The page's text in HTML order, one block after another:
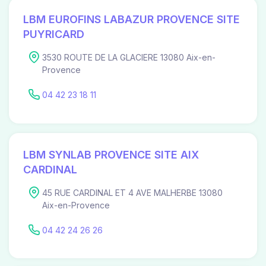
LBM EUROFINS LABAZUR PROVENCE SITE
PUYRICARD
3530 ROUTE DE LA GLACIERE 13080 Aix-en-
Provence
04 42 23 18 11
LBM SYNLAB PROVENCE SITE AIX
CARDINAL
45 RUE CARDINAL ET 4 AVE MALHERBE 13080
Aix-en-Provence
04 42 24 26 26